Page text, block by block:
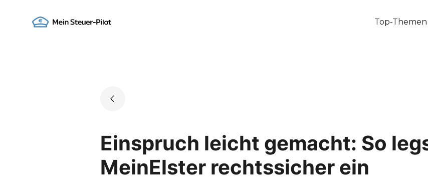
Go to landing page. Top-Themen
Einspruch leicht gemacht: So
MeinElster rechtssicher ein